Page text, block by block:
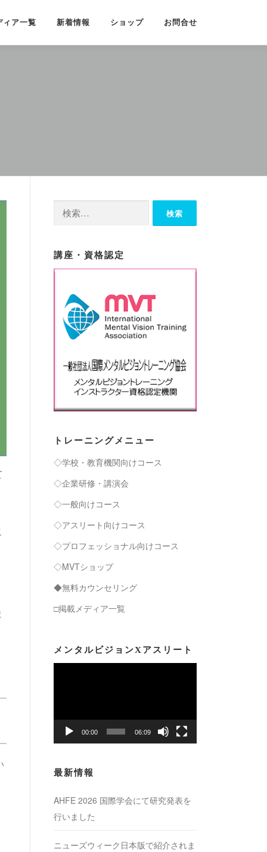
ィア一覧 新着情報 ショップ お問合せ
講座・資格認定
トレーニングメニュー
◇学校・教育機関向けコース
◇企業研修・講演会
◇一般向けコース
◇アスリート向けコース
◇プロフェッショナル向けコース
◇MVTショップ
◆無料カウンセリング
□掲載メディア一覧
メンタルビジョンXアスリート
レ
ー
00:00 06:09
最新情報
AHFE 2026 国際学会にて研究発表を
行いました
ニューズウィーク日本版で紹介されま